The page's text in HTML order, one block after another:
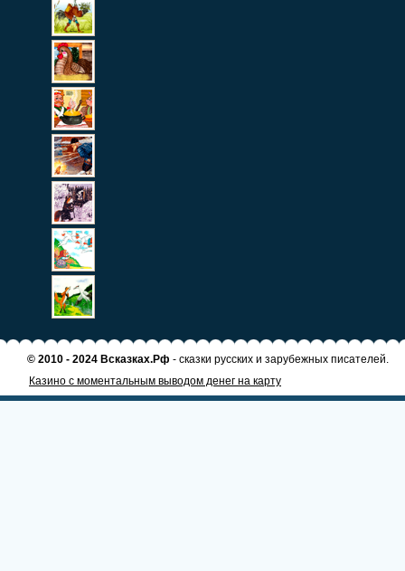
© 2010 - 2024 Всказках.Рф - сказки русских и зарубежных писателей.
Казино с моментальным выводом денег на карту